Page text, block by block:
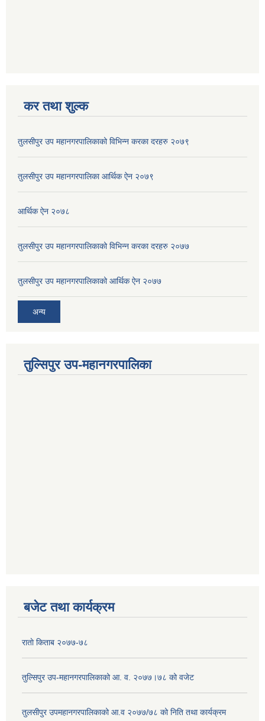
कर तथा शुल्क
तुलसीपुर उप महानगरपालिकाको विभिन्न करका दरहरु २०७९
तुलसीपुर उप महानगरपालिका आर्थिक ऐन २०७९
आर्थिक ‌ऐन २०७८
तुलसीपुर उप महानगरपालिकाको विभिन्न करका दरहरु २०७७
तुलसीपुर उप महानगरपालिकाको आर्थिक ऐन २०७७
अन्य
तुल्सिपुर उप-महानगरपालिका
बजेट तथा कार्यक्रम
राताे किताब २०७७-७८
तुल्सिपुर उप-महानगरपालिकाको आ. व. २०७७।७८ को वजेट
तुलसीपुर उपमहानगरपालिकाको आ.व २०७७/७८ को निति तथा कार्यक्रम